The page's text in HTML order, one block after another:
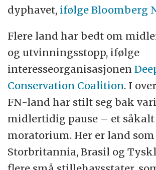
dyphavet, ifølge Bloomberg
Flere land har bedt om
og utvinningsstopp, ifølge
interesseorganisasjonen
Conservation Coalition. I
FN-land har stilt seg bak
midlertidig pause – et såkalt
moratorium. Her er land
Storbritannia, Brasil og